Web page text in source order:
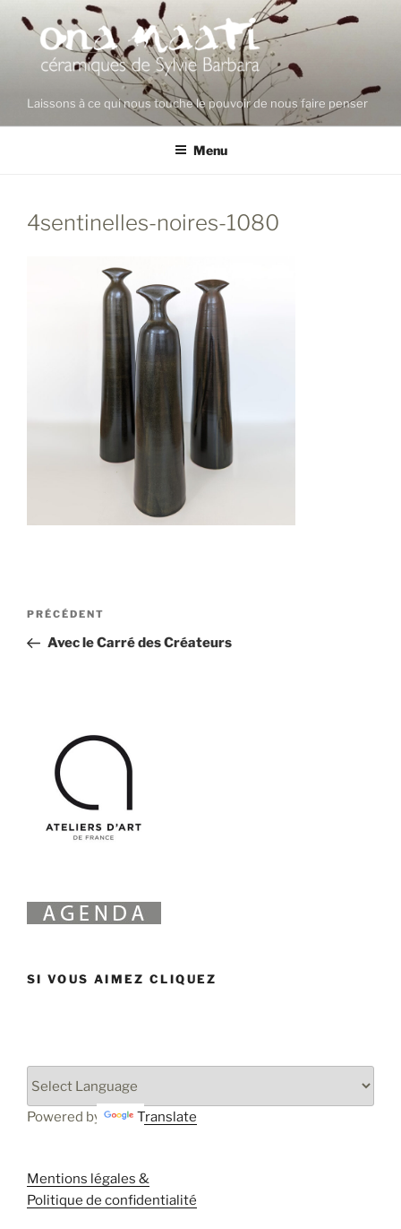
contenu
principal
Laissons à ce qui nous touche le pouvoir de nous faire penser
Menu
4sentinelles-noires-1080
Navigation
l’article
Article
précédent
PRÉCÉDENT
Avec le Carré des Créateurs
SI VOUS AIMEZ CLIQUEZ
Powered by Translate
Mentions légales &
Politique de confidentialité